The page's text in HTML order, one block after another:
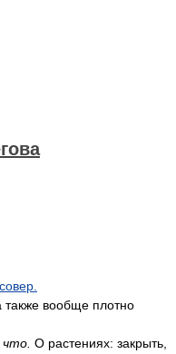
совер.
также вообще плотно
что. О растениях: закрыть,